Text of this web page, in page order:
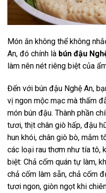
Món ăn không thể không
An, đó chính là bún đậu
làm nên nét riêng biệt của
Đến với bún đậu Nghệ An,
vị ngon mộc mạc mà thấm
món bún đậu. Thành phần
tươi, thịt chân giò hấp, đậu
hun khói, chân giò bò, mắm
các loại rau thơm như tía tô,
biệt: Chả cốm quán tự làm,
chả cốm làm sẵn, chả cốm
tươi ngon, giòn ngọt khi